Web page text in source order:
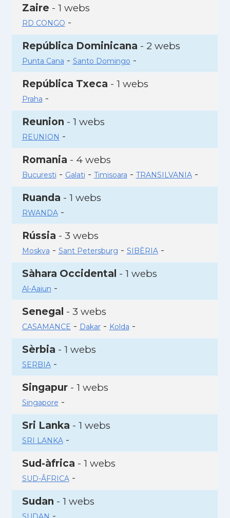
Zaire - 1 webs
RD CONGO -
República Dominicana - 2 webs
Punta Cana - Santo Domingo -
República Txeca - 1 webs
Praha -
Reunion - 1 webs
REUNION -
Romania - 4 webs
Bucuresti - Galati - Timisoara - TRANSILVANIA-
Ruanda - 1 webs
RWANDA-
Rússia - 3 webs
Moskva - Sant Petersburg - SIBÈRIA-
Sàhara Occidental - 1 webs
Al-Aaiun -
Senegal - 3 webs
CASAMANCE - Dakar- Kolda -
Sèrbia - 1 webs
SERBIA-
Singapur- 1 webs
Singapore -
Sri Lanka - 1 webs
SRI LANKA-
Sud-àfrica - 1 webs
SUD-ÂFRICA-
Sudan - 1 webs